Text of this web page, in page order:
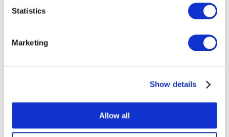
Statistics
Marketing
Show details
Allow all
Концерти